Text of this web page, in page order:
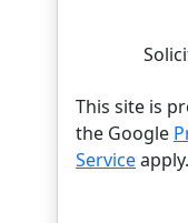
This site is
the Google
Serviceapply.